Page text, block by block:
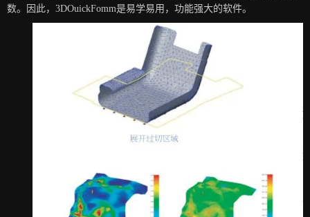
数。因此，3DOuickFomm是易学易用，功能强大的软件。